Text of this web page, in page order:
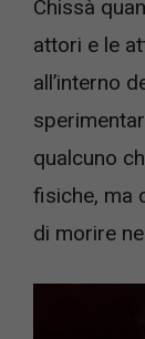
Chissà
attori e le
all’interno
qualcuno
fisiche, ma
di morire